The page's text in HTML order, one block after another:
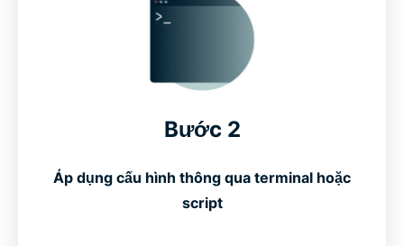
Bước 2
Áp dụng cấu hình thông qua terminal hoặc
script